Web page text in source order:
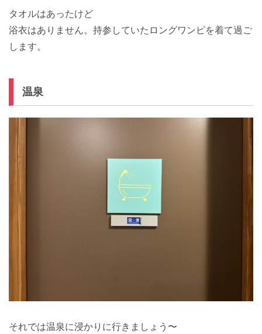
タオルはあったけど
浴衣はありません。持参していたロングワンピを着て過ご
します。
温泉
それでは温泉に浸かりに行きましょう〜